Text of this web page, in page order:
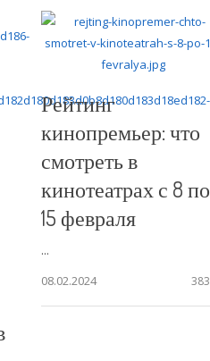
Рейтинг
кинопремьер: что
смотреть в
кинотеатрах с 8 по
15 февраля
...
08.02.2024
383